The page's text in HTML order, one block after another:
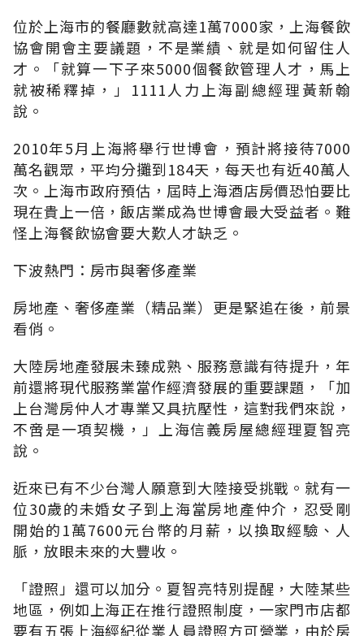
位於上海市的餐廳數就高達1萬7000家，上海餐飲
協會開會主要議題，不是業績、就是如何留住人
才。「就算一下子來5000個餐飲管理人才，馬上
就被稀釋掉，」1111人力上海副總經理黃新翰
說。
2010年5月上海將舉行世博會，預計將接待7000
萬名觀眾，平均分攤到184天，每天也有近40萬人
次。上海市政府預估，屆時上海酒店房價恐怕要比
現在貴上一倍，飯店業成為世博會最大受益者。難
怪上海餐飲協會要大歎人才缺乏。
下波熱門：房市與奢侈產業
房地產、奢侈產業（精品業）更是緊追在後，前景
看俏。
大陸房地產發展未臻成熟、服務意識有待提升，年
前還將現代服務業當作經濟發展的重要課題，「加
上台灣房仲人才專業又具抗壓性，這對我們來說，
不啻是一項契機，」上海信義房屋總經理夏智亮
說。
近來已有不少台灣人願意到大陸接受挑戰。就有一
位30歲的未婚女子到上海當房地產仲介，忍受剛
開始的1萬7600元台幣的月薪，以換取經驗、人
脈，放眼未來的大豐收。
「證照」還可以加分。夏智亮特別提醒，大陸某些
地區，例如上海正在推行證照制度，一家門市店都
要有五張上海經紀從業人員證照方可營業，由於房